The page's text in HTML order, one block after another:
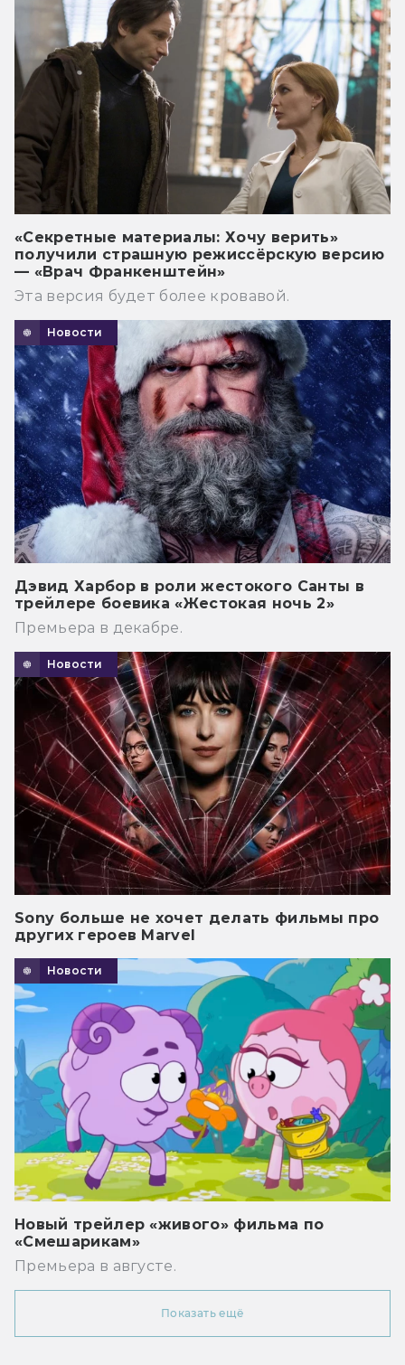
«Секретные материалы: Хочу верить»
получили страшную режиссёрскую версию
— «Врач Франкенштейн»
Эта версия будет более кровавой.
Новости
Дэвид Харбор в роли жестокого Санты в
трейлере боевика «Жестокая ночь 2»
Премьера в декабре.
Новости
Sony больше не хочет делать фильмы про
других героев Marvel
Новости
Новый трейлер «живого» фильма по
«Смешарикам»
Премьера в августе.
Показать ещё